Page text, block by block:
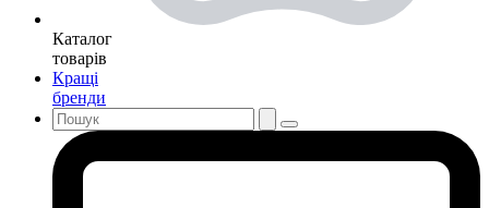
Каталог
товарів
Кращі
бренди